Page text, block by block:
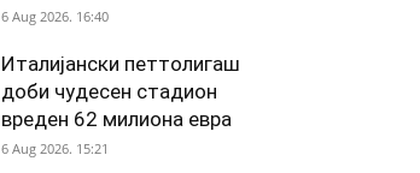
6 Aug 2026. 16:40
Италијански петтолигаш
доби чудесен стадион
вреден 62 милиона евра
6 Aug 2026. 15:21